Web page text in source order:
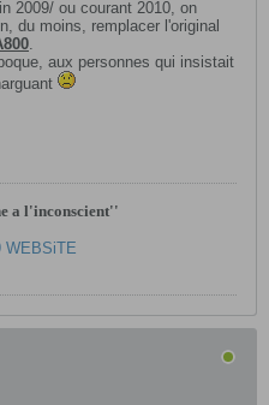
2009/ ou courant 2010, on
du moins, remplacer l'original
.
aux personnes qui insistait
a l'inconscient''
WEBSiTE